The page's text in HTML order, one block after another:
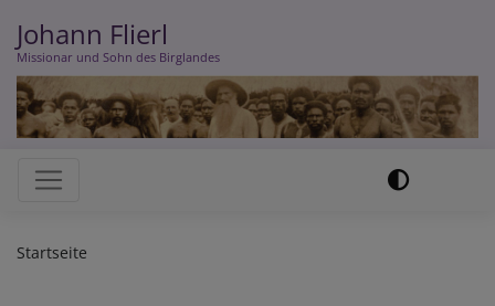
zum
Inhalt
Johann Flierl
Missionar und Sohn des Birglandes
Hauptnavigation
Startseite